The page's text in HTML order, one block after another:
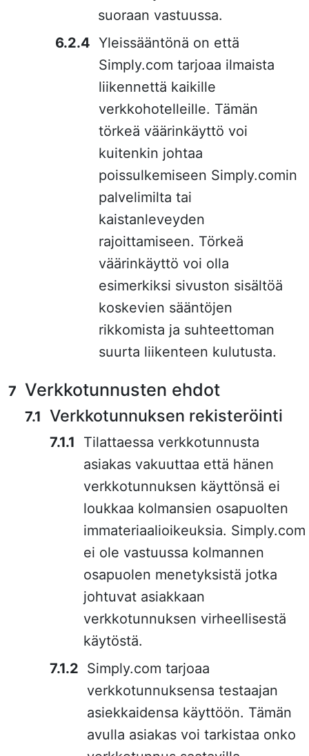
suoraan vastuussa.
Yleissääntönä on että
Simply.com tarjoaa ilmaista
liikennettä kaikille
verkkohotelleille. Tämän
törkeä väärinkäyttö voi
kuitenkin johtaa
poissulkemiseen Simply.comin
palvelimilta tai
kaistanleveyden
rajoittamiseen. Törkeä
väärinkäyttö voi olla
esimerkiksi sivuston sisältöä
koskevien sääntöjen
rikkomista ja suhteettoman
suurta liikenteen kulutusta.
Verkkotunnusten ehdot
Verkkotunnuksen rekisteröinti
Tilattaessa verkkotunnusta
asiakas vakuuttaa että hänen
verkkotunnuksen käyttönsä ei
loukkaa kolmansien osapuolten
immateriaalioikeuksia. Simply.com
ei ole vastuussa kolmannen
osapuolen menetyksistä jotka
johtuvat asiakkaan
verkkotunnuksen virheellisestä
käytöstä.
Simply.com tarjoaa
verkkotunnuksensa testaajan
asiekkaidensa käyttöön. Tämän
avulla asiakas voi tarkistaa onko